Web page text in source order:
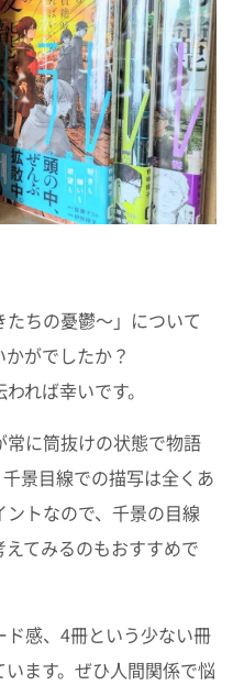
ちの憂鬱～」について
がでしたか？
れば幸いです。
に筒抜けの状態で物語
景目線での描写は全くあ
トなので、千景の目線
てみるのもおすすめで
感、4冊という少ない冊
ます。ぜひ人間関係で悩